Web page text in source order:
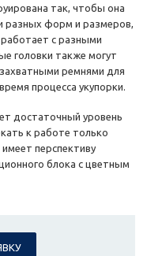
так, чтобы она
разных форм и размеров,
с разными
головки также могут
ремнями для
процесса укупорки.
достаточный уровень
к работе только
перспективу
блока с цветным